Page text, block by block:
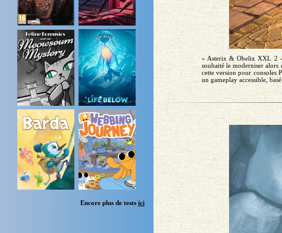
Encore plus de tests ici
« Asterix & Obelix XXL 2 »
souhaité le moderniser
cette version pour consoles
un gameplay accessible,